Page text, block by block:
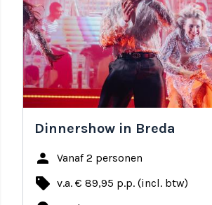
Dinnershow in Breda
person Vanaf 2 personen
local_offer v.a. € 89,95 p.p. (incl. btw)